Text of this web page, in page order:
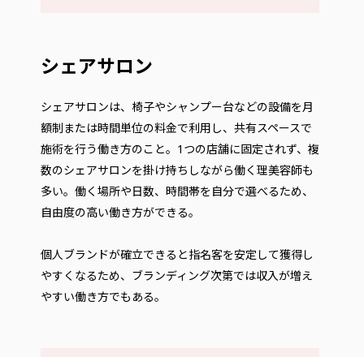
シェアサロン
シェアサロンは、椅子やシャンプー台などの設備を月
額制または時間単位の料金で利用し、共有スペースで
施術を行う働き方のこと。1つの店舗に固定されず、複
数のシェアサロンを掛け持ちしながら働く理美容師も
多い。働く場所や日数、時間帯を自分で選べるため、
自由度の高い働き方ができる。
個人ブランドが確立できると指名客を安定して獲得し
やすくなるため、ブランディング次第では収入が増え
やすい働き方でもある。